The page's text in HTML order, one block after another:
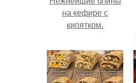
на кефире с
кипятком.